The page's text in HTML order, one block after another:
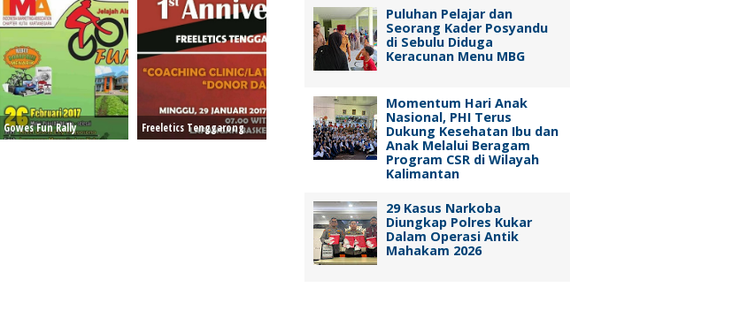
Gowes Fun Rally Freeletics Tenggarong
Puluhan Pelajar dan
Seorang Kader Posyandu
di Sebulu Diduga
Keracunan Menu MBG
Momentum Hari Anak
Nasional, PHI Terus
Dukung Kesehatan Ibu dan
Anak Melalui Beragam
Program CSR di Wilayah
Kalimantan
29 Kasus Narkoba
Diungkap Polres Kukar
Dalam Operasi Antik
Mahakam 2026